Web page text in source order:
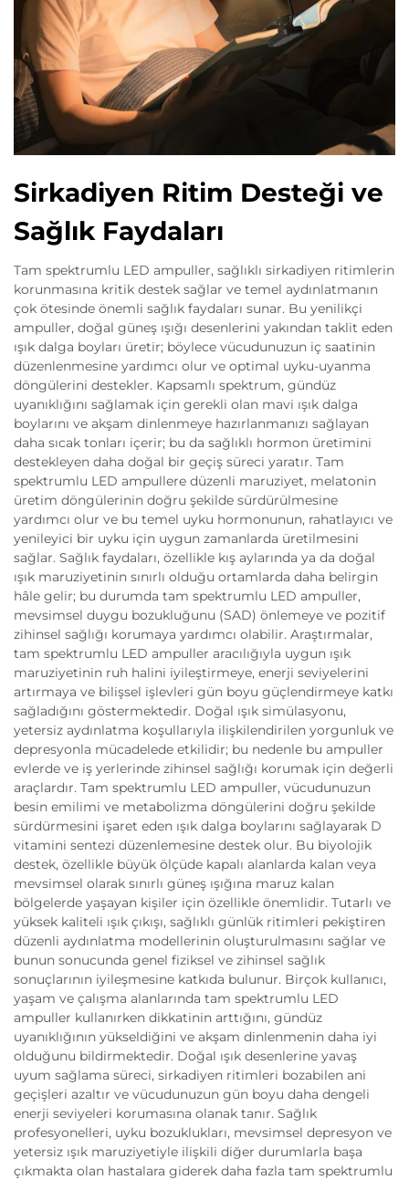
Sirkadiyen Ritim Desteği ve
Sağlık Faydaları
Tam spektrumlu LED ampuller, sağlıklı sirkadiyen ritimlerin
korunmasına kritik destek sağlar ve temel aydınlatmanın
çok ötesinde önemli sağlık faydaları sunar. Bu yenilikçi
ampuller, doğal güneş ışığı desenlerini yakından taklit eden
ışık dalga boyları üretir; böylece vücudunuzun iç saatinin
düzenlenmesine yardımcı olur ve optimal uyku-uyanma
döngülerini destekler. Kapsamlı spektrum, gündüz
uyanıklığını sağlamak için gerekli olan mavi ışık dalga
boylarını ve akşam dinlenmeye hazırlanmanızı sağlayan
daha sıcak tonları içerir; bu da sağlıklı hormon üretimini
destekleyen daha doğal bir geçiş süreci yaratır. Tam
spektrumlu LED ampullere düzenli maruziyet, melatonin
üretim döngülerinin doğru şekilde sürdürülmesine
yardımcı olur ve bu temel uyku hormonunun, rahatlayıcı ve
yenileyici bir uyku için uygun zamanlarda üretilmesini
sağlar. Sağlık faydaları, özellikle kış aylarında ya da doğal
ışık maruziyetinin sınırlı olduğu ortamlarda daha belirgin
hâle gelir; bu durumda tam spektrumlu LED ampuller,
mevsimsel duygu bozukluğunu (SAD) önlemeye ve pozitif
zihinsel sağlığı korumaya yardımcı olabilir. Araştırmalar,
tam spektrumlu LED ampuller aracılığıyla uygun ışık
maruziyetinin ruh halini iyileştirmeye, enerji seviyelerini
artırmaya ve bilişsel işlevleri gün boyu güçlendirmeye katkı
sağladığını göstermektedir. Doğal ışık simülasyonu,
yetersiz aydınlatma koşullarıyla ilişkilendirilen yorgunluk ve
depresyonla mücadelede etkilidir; bu nedenle bu ampuller
evlerde ve iş yerlerinde zihinsel sağlığı korumak için değerli
araçlardır. Tam spektrumlu LED ampuller, vücudunuzun
besin emilimi ve metabolizma döngülerini doğru şekilde
sürdürmesini işaret eden ışık dalga boylarını sağlayarak D
vitamini sentezi düzenlemesine destek olur. Bu biyolojik
destek, özellikle büyük ölçüde kapalı alanlarda kalan veya
mevsimsel olarak sınırlı güneş ışığına maruz kalan
bölgelerde yaşayan kişiler için özellikle önemlidir. Tutarlı ve
yüksek kaliteli ışık çıkışı, sağlıklı günlük ritimleri pekiştiren
düzenli aydınlatma modellerinin oluşturulmasını sağlar ve
bunun sonucunda genel fiziksel ve zihinsel sağlık
sonuçlarının iyileşmesine katkıda bulunur. Birçok kullanıcı,
yaşam ve çalışma alanlarında tam spektrumlu LED
ampuller kullanırken dikkatinin arttığını, gündüz
uyanıklığının yükseldiğini ve akşam dinlenmenin daha iyi
olduğunu bildirmektedir. Doğal ışık desenlerine yavaş
uyum sağlama süreci, sirkadiyen ritimleri bozabilen ani
geçişleri azaltır ve vücudunuzun gün boyu daha dengeli
enerji seviyeleri korumasına olanak tanır. Sağlık
profesyonelleri, uyku bozuklukları, mevsimsel depresyon ve
yetersiz ışık maruziyetiyle ilişkili diğer durumlarla başa
çıkmakta olan hastalara giderek daha fazla tam spektrumlu